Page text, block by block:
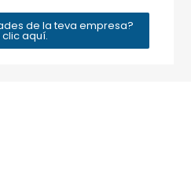
de la teva empresa?
clic aquí.